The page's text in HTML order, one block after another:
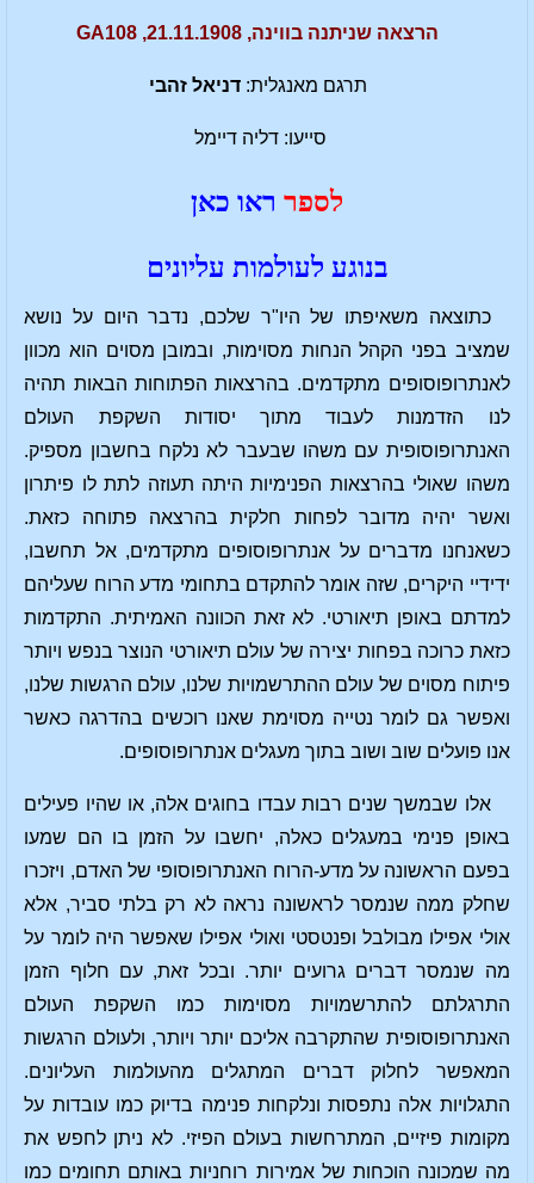
הרצאה שניתנה בווינה, 21.11.1908, GA108
תרגם מאנגלית: דניאל זהבי
סייעו: דליה דיימל
לספר ראו כאן
בנוגע לעולמות עליונים
כתוצאה משאיפתו של היו"ר שלכם, נדבר היום על נושא
שמציב בפני הקהל הנחות מסוימות, ובמובן מסוים הוא מכוון
לאנתרופוסופים מתקדמים. בהרצאות הפתוחות הבאות תהיה
לנו הזדמנות לעבוד מתוך יסודות השקפת העולם
האנתרופוסופית עם משהו שבעבר לא נלקח בחשבון מספיק.
משהו שאולי בהרצאות הפנימיות היתה תעוזה לתת לו פיתרון
ואשר יהיה מדובר לפחות חלקית בהרצאה פתוחה כזאת.
כשאנחנו מדברים על אנתרופוסופים מתקדמים, אל תחשבו,
ידידיי היקרים, שזה אומר להתקדם בתחומי מדע הרוח שעליהם
למדתם באופן תיאורטי. לא זאת הכוונה האמיתית. התקדמות
כזאת כרוכה בפחות יצירה של עולם תיאורטי הנוצר בנפש ויותר
פיתוח מסוים של עולם ההתרשמויות שלנו, עולם הרגשות שלנו,
ואפשר גם לומר נטייה מסוימת שאנו רוכשים בהדרגה כאשר
אנו פועלים שוב ושוב בתוך מעגלים אנתרופוסופים.
אלו שבמשך שנים רבות עבדו בחוגים אלה, או שהיו פעילים
באופן פנימי במעגלים כאלה, יחשבו על הזמן בו הם שמעו
בפעם הראשונה על מדע-הרוח האנתרופוסופי של האדם, ויזכרו
שחלק ממה שנמסר לראשונה נראה לא רק בלתי סביר, אלא
אולי אפילו מבולבל ופנטסטי ואולי אפילו שאפשר היה לומר על
מה שנמסר דברים גרועים יותר. ובכל זאת, עם חלוף הזמן
התרגלתם להתרשמויות מסוימות כמו השקפת העולם
האנתרופוסופית שהתקרבה אליכם יותר ויותר, ולעולם הרגשות
המאפשר לחלוק דברים המתגלים מהעולמות העליונים.
התגלויות אלה נתפסות ונלקחות פנימה בדיוק כמו עובדות על
מקומות פיזיים, המתרחשות בעולם הפיזי. לא ניתן לחפש את
מה שמכונה הוכחות של אמירות רוחניות באותם תחומים כמו